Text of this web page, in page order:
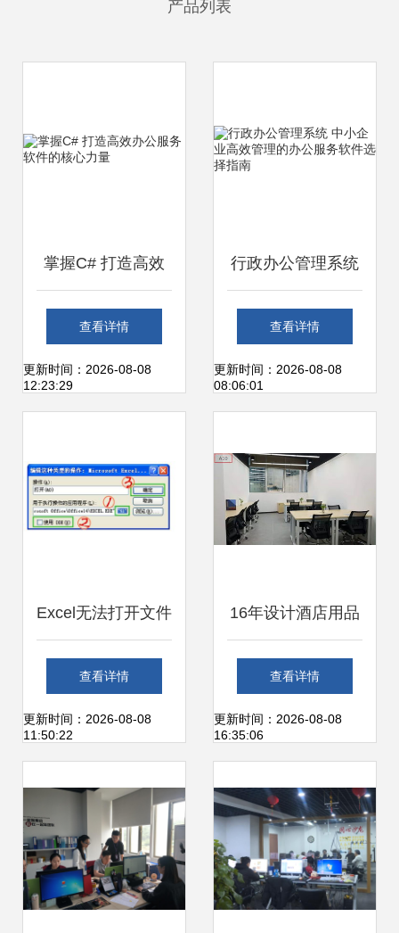
产品列表
掌握C# 打造高效
办公服务软件的核
心力量
查看详情
更新时间：2026-08-08
12:23:29
行政办公管理系统
中小企业高效管理
的办公服务软件选
查看详情
更新时间：2026-08-08
08:06:01
Excel无法打开文件
提示“加密类型不可
用”的原因与解决方
查看详情
更新时间：2026-08-08
11:50:22
16年设计酒店用品
的他，转身开发办
公服务软件 一个灵
店热捧
查看详情
更新时间：2026-08-08
16:35:06